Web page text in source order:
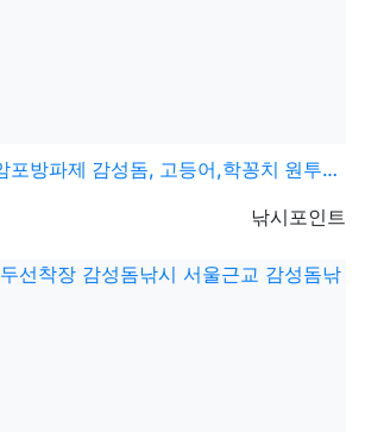
방파제 감성돔, 고등어,학꽁치 원투낚시 바다낚시 …
등록자
낚시포인트